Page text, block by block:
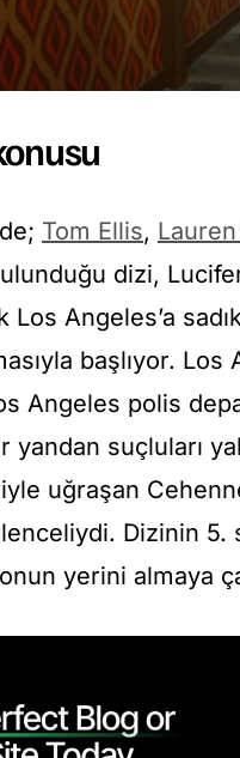
Tom Ellis,
dizi,
Angeles’a
başlıyor. Los
Angeles polis
yandan suçluları
uğraşan
Dizinin 5.
yerini almaya